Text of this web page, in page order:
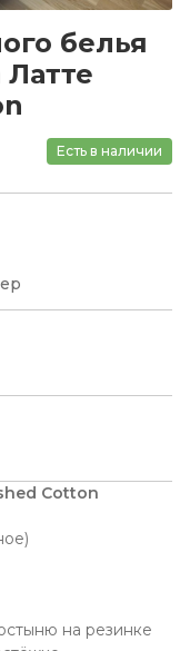
белья
Латте
Есть в наличии
Cotton
на резинке